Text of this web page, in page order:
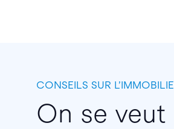
CONSEILS SUR
On se veut